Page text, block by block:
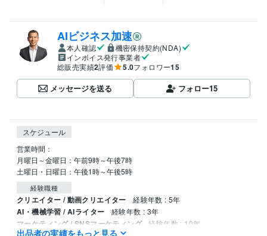
AIビジネス加速
本人確認
機密保持契約(NDA)
インボイス発行事業者
総販売実績2評価 5.0フォロワー15
メッセージを送る フォロー15
スケジュール
営業時間：
月曜日～金曜日：午前9時～午後7時
土曜日・日曜日：午後1時～午後5時
経験職種
クリエイター / 動画クリエイター 経験年数 : 5年
AI・機械学習 / AIライター 経験年数 : 3年
マーケティング / SNSマーケティング 経験年数 : 10年
出品者の実績をもっと見る